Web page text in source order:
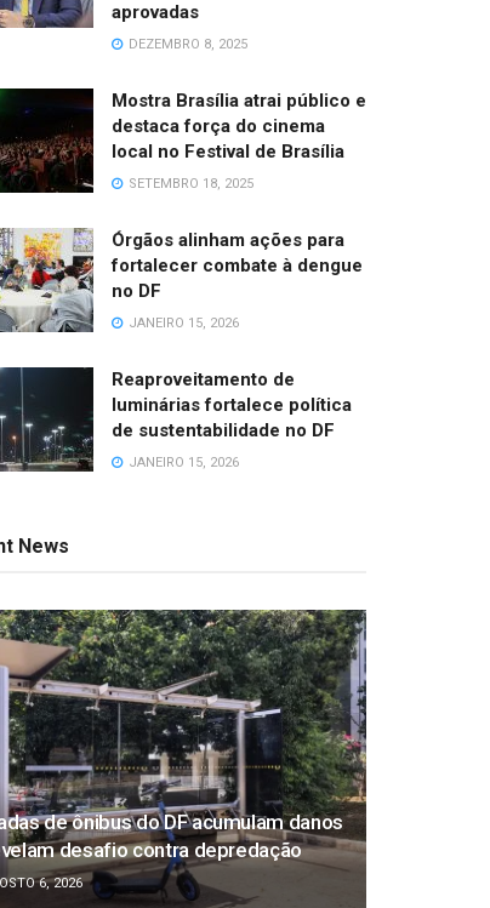
aprovadas
DEZEMBRO 8, 2025
Mostra Brasília atrai público e
destaca força do cinema
local no Festival de Brasília
SETEMBRO 18, 2025
Órgãos alinham ações para
fortalecer combate à dengue
no DF
JANEIRO 15, 2026
Reaproveitamento de
luminárias fortalece política
de sustentabilidade no DF
JANEIRO 15, 2026
News
de ônibus do DF acumulam danos
desafio contra depredação
6, 2026